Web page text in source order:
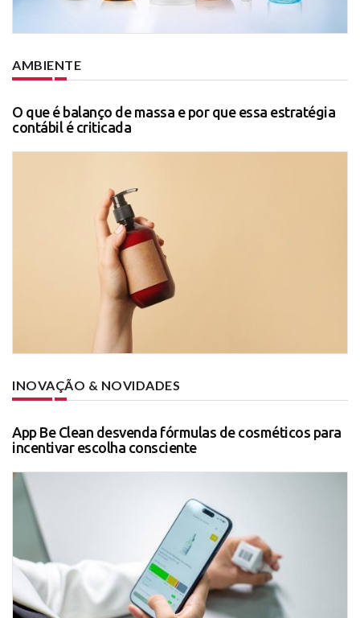
AMBIENTE
O que é balanço de massa e por que essa estratégia
contábil é criticada
INOVAÇÃO & NOVIDADES
App Be Clean desvenda fórmulas de cosméticos para
incentivar escolha consciente